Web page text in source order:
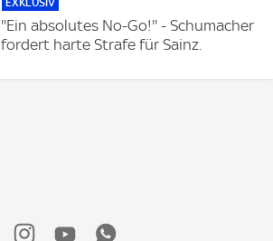
''Ein absolutes No-Go!'' - Schumacher
fordert harte Strafe für Sainz.